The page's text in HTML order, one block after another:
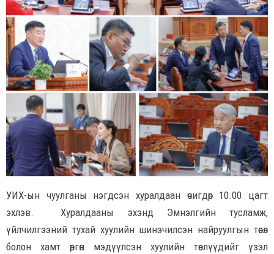
УИХ-ын чуулганы нэгдсэн хуралдаан өчигдөр 10.00 цагт
эхлэв. Хуралдааны эхэнд Эмнэлгийн тусламж,
үйлчилгээний тухай хуулийн шинэчилсэн найруулгын төсөл
болон хамт өргөн мэдүүлсэн хуулийн төслүүдийг үзэл